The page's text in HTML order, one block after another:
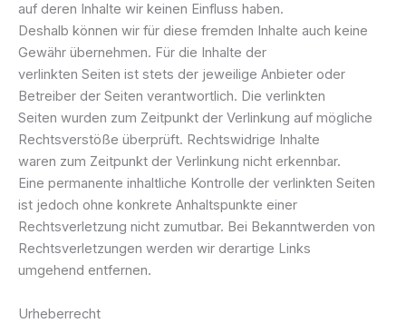
auf deren Inhalte wir keinen Einfluss haben.
Deshalb können wir für diese fremden Inhalte auch keine
Gewähr übernehmen. Für die Inhalte der
verlinkten Seiten ist stets der jeweilige Anbieter oder
Betreiber der Seiten verantwortlich. Die verlinkten
Seiten wurden zum Zeitpunkt der Verlinkung auf mögliche
Rechtsverstöße überprüft. Rechtswidrige Inhalte
waren zum Zeitpunkt der Verlinkung nicht erkennbar.
Eine permanente inhaltliche Kontrolle der verlinkten Seiten
ist jedoch ohne konkrete Anhaltspunkte einer
Rechtsverletzung nicht zumutbar. Bei Bekanntwerden von
Rechtsverletzungen werden wir derartige Links
umgehend entfernen.
Urheberrecht